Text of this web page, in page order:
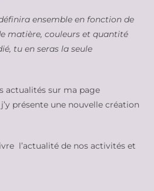
ensemble en fonction de
matière, couleurs et quantité
tu en seras la seule
actualités sur ma page
présente une nouvelle création
l’actualité de nos activités et